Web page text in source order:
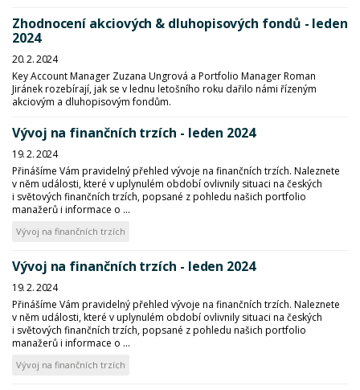
Zhodnocení akciových & dluhopisových fondů - leden
2024
20. 2. 2024
Key Account Manager Zuzana Ungrová a Portfolio Manager Roman
Jiránek rozebírají, jak se v lednu letošního roku dařilo námi řízeným
akciovým a dluhopisovým fondům.
Vývoj na finančních trzích - leden 2024
19. 2. 2024
Přinášíme Vám pravidelný přehled vývoje na finančních trzích. Naleznete
v něm události, které v uplynulém období ovlivnily situaci na českých
i světových finančních trzích, popsané z pohledu našich portfolio
manažerů i informace o ...
Vývoj na finančních trzích
Vývoj na finančních trzích - leden 2024
19. 2. 2024
Přinášíme Vám pravidelný přehled vývoje na finančních trzích. Naleznete
v něm události, které v uplynulém období ovlivnily situaci na českých
i světových finančních trzích, popsané z pohledu našich portfolio
manažerů i informace o ...
Vývoj na finančních trzích